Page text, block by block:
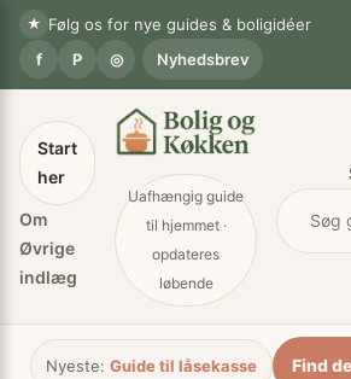
Spring
indhold
★ Følg os for nye guides & boligidéer
f
P ◎ Nyhedsbrev
Start
her
Om
Øvrige
indlæg
Uafhængig guide
til hjemmet ·
opdateres
løbende
Håndværk Indretning Køkken
Nyeste: Guide til låsekasse Find